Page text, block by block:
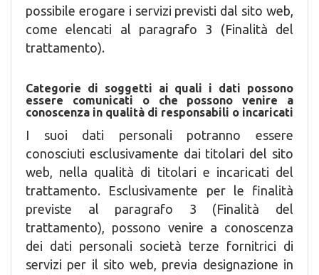
possibile erogare i servizi previsti dal sito web,
come elencati al paragrafo 3 (Finalità del
trattamento).
Categorie di soggetti ai quali i dati possono
essere comunicati o che possono venire a
conoscenza in qualità di responsabili o incaricati
I suoi dati personali potranno essere
conosciuti esclusivamente dai titolari del sito
web, nella qualità di titolari e incaricati del
trattamento. Esclusivamente per le finalità
previste al paragrafo 3 (Finalità del
trattamento), possono venire a conoscenza
dei dati personali società terze fornitrici di
servizi per il sito web, previa designazione in